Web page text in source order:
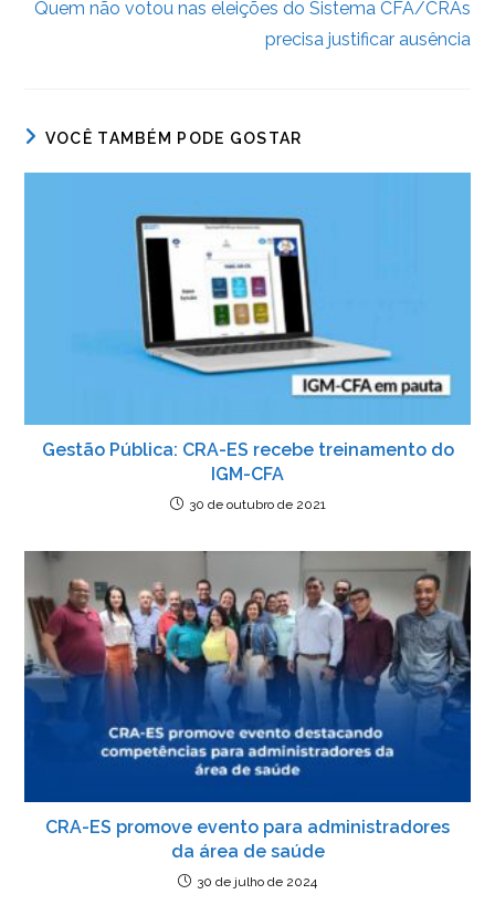
Quem não votou nas eleições do Sistema CFA/CRAs
precisa justificar ausência
VOCÊ TAMBÉM PODE GOSTAR
Gestão Pública: CRA-ES recebe treinamento do
IGM-CFA
30 de outubro de 2021
CRA-ES promove evento para administradores
da área de saúde
30 de julho de 2024